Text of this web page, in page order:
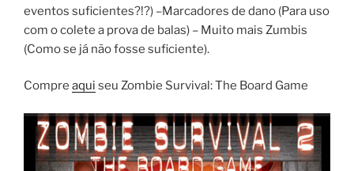
eventos suficientes?!?) –Marcadores de dano (Para uso
com o colete a prova de balas) – Muito mais Zumbis
(Como se já não fosse suficiente).
Compre aqui seu Zombie Survival: The Board Game